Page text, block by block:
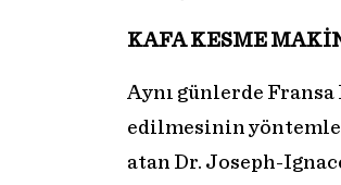
KAFA KESME
Aynı günlerde
edilmesinin
atan Dr. Joseph-